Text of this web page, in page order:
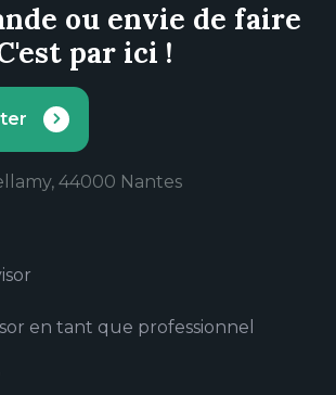
ou envie de faire
par ici !
44000 Nantes
en tant que professionnel